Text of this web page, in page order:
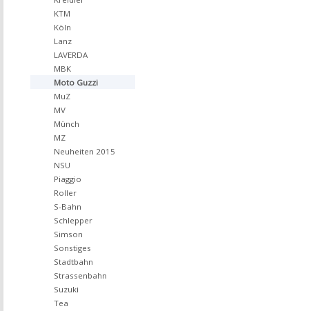
KTM
Köln
Lanz
LAVERDA
MBK
Moto Guzzi
MuZ
MV
Münch
MZ
Neuheiten 2015
NSU
Piaggio
Roller
S-Bahn
Schlepper
Simson
Sonstiges
Stadtbahn
Strassenbahn
Suzuki
Tea